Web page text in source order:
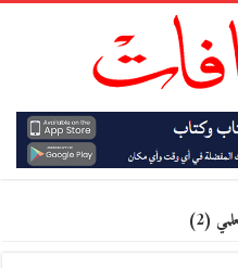
(2)